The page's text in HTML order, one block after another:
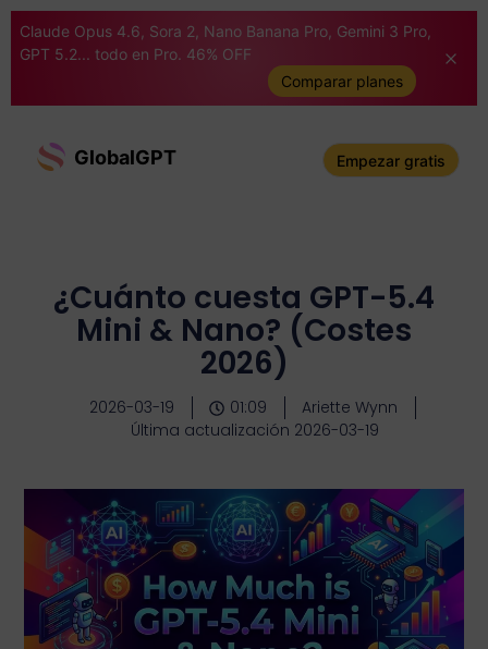
Claude Opus 4.6, Sora 2, Nano Banana Pro, Gemini 3 Pro,
GPT 5.2... todo en Pro. 46% OFF
Comparar planes
GlobalGPT Empezar gratis
¿Cuánto cuesta GPT-5.4
Mini & Nano? (Costes
2026)
2026-03-19 01:09
Ariette Wynn
Última actualización 2026-03-19